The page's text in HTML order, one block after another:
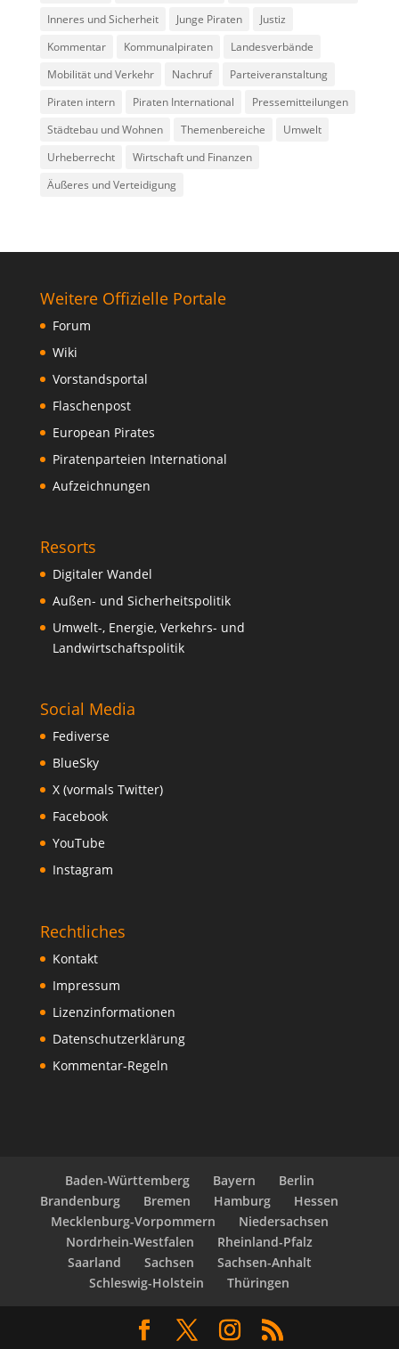
Inneres und Sicherheit
Junge Piraten
Justiz
Kommentar
Kommunalpiraten
Landesverbände
Mobilität und Verkehr
Nachruf
Parteiveranstaltung
Piraten intern
Piraten International
Pressemitteilungen
Städtebau und Wohnen
Themenbereiche
Umwelt
Urheberrecht
Wirtschaft und Finanzen
Äußeres und Verteidigung
Weitere Offizielle Portale
Forum
Wiki
Vorstandsportal
Flaschenpost
European Pirates
Piratenparteien International
Aufzeichnungen
Resorts
Digitaler Wandel
Außen- und Sicherheitspolitik
Umwelt-, Energie, Verkehrs- und
Landwirtschaftspolitik
Social Media
Fediverse
BlueSky
X (vormals Twitter)
Facebook
YouTube
Instagram
Rechtliches
Kontakt
Impressum
Lizenzinformationen
Datenschutzerklärung
Kommentar-Regeln
Baden-Württemberg Bayern
Berlin
Brandenburg
Bremen Hamburg
Hessen
Mecklenburg-Vorpommern
Niedersachsen
Nordrhein-Westfalen
Rheinland-Pfalz
Saarland
Sachsen
Sachsen-Anhalt
Schleswig-Holstein
Thüringen